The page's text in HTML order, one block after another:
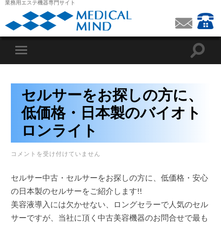
業務用エステ機器専門サイト
セルサーをお探しの方に、
低価格・日本製のバイオト
ロンライト
セ
ー
お
探
の
コメントを受け付けていません
セルサー中古・セルサーをお探しの方に、低価格・安心
の日本製のセルサーをご紹介します!!
美容液導入には欠かせない、ロングセラーで人気のセル
サーですが、当社に頂く中古美容機器のお問合せで最も